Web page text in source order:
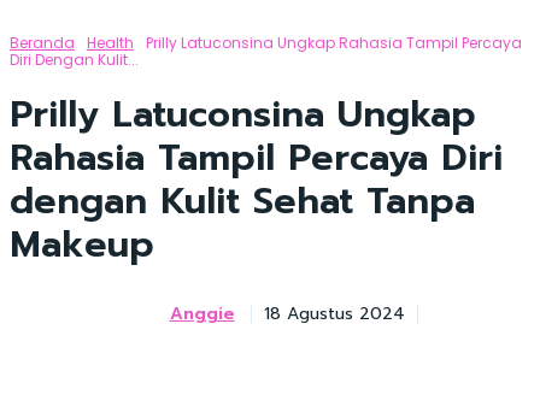
Beranda Health
Prilly Latuconsina Ungkap Rahasia Tampil Percaya
Diri Dengan Kulit...
Prilly Latuconsina Ungkap
Rahasia Tampil Percaya Diri
dengan Kulit Sehat Tanpa
Makeup
Anggie 18 Agustus 2024